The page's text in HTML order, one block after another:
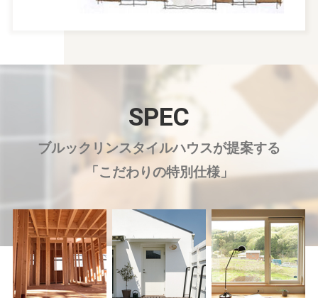
SPEC
ブルックリンスタイルハウスが提案する
「こだわりの特別仕様」